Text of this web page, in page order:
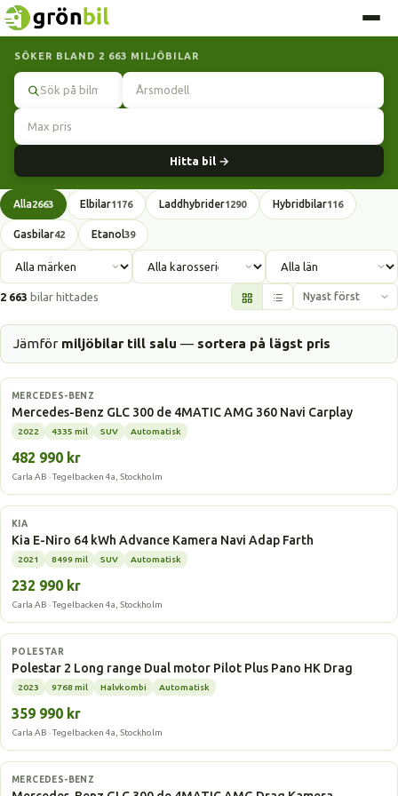
SÖKER BLAND 2 663 MILJÖBILAR
Hitta bil →
Alla2663 Elbilar1176 Laddhybrider1290 Hybridbilar116
Gasbilar42 Etanol39
2 663 bilar hittades
Jämför miljöbilar till salu — sortera på lägst pris
Laddhybrid
MERCEDES-BENZ
Mercedes-Benz GLC 300 de 4MATIC AMG 360 Navi Carplay
2022 4335 mil SUV Automatisk
482 990 kr
Carla AB · Tegelbacken 4a, Stockholm
Elbil
KIA
Kia E-Niro 64 kWh Advance Kamera Navi Adap Farth
2021 8499 mil SUV Automatisk
232 990 kr
Carla AB · Tegelbacken 4a, Stockholm
Elbil
POLESTAR
Polestar 2 Long range Dual motor Pilot Plus Pano HK Drag
2023 9768 mil Halvkombi Automatisk
359 990 kr
Carla AB · Tegelbacken 4a, Stockholm
Laddhybrid
MERCEDES-BENZ